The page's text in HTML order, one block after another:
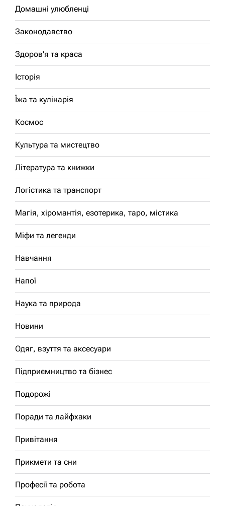
Домашні улюбленці
Законодавство
Здоров'я та краса
Історія
Їжа та кулінарія
Космос
Культура та мистецтво
Література та книжки
Логістика та транспорт
Магія, хіромантія, езотерика, таро, містика
Міфи та легенди
Навчання
Напої
Наука та природа
Новини
Одяг, взуття та аксесуари
Підприємництво та бізнес
Подорожі
Поради та лайфхаки
Привітання
Прикмети та сни
Професії та робота